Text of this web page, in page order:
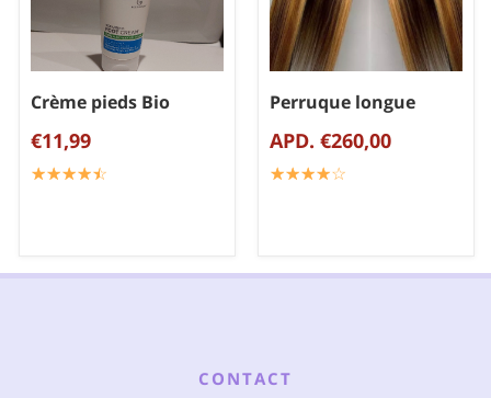
Crème pieds Bio
€11,99
☆☆☆☆☆
★★★★★
Perruque longue
APD. €260,00
☆☆☆☆☆
★★★★★
CONTACT